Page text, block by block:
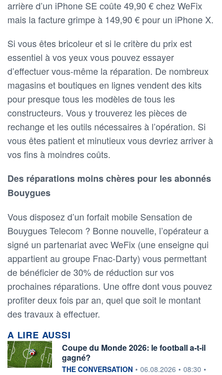
arrière d’un iPhone SE coûte 49,90 € chez WeFix
mais la facture grimpe à 149,90 € pour un iPhone X.
Si vous êtes bricoleur et si le critère du prix est
essentiel à vos yeux vous pouvez essayer
d’effectuer vous-même la réparation. De nombreux
magasins et boutiques en lignes vendent des kits
pour presque tous les modèles de tous les
constructeurs. Vous y trouverez les pièces de
rechange et les outils nécessaires à l’opération. Si
vous êtes patient et minutieux vous devriez arriver à
vos fins à moindres coûts.
Des réparations moins chères pour les abonnés
Bouygues
Vous disposez d’un forfait mobile Sensation de
Bouygues Telecom ? Bonne nouvelle, l’opérateur a
signé un partenariat avec WeFix (une enseigne qui
appartient au groupe Fnac-Darty) vous permettant
de bénéficier de 30% de réduction sur vos
prochaines réparations. Une offre dont vous pouvez
profiter deux fois par an, quel que soit le montant
des travaux à effectuer.
A LIRE AUSSI
Coupe du Monde 2026: le football a‑t‑il
gagné?
information fournie par
THE CONVERSATION • 06.08.2026 • 08:30 •